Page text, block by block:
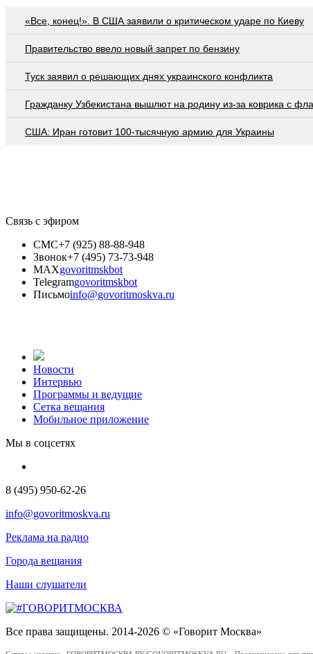
«Все, конец!». В США заявили о критическом ударе по Киеву
Правительство ввело новый запрет по бензину
Туск заявил о решающих днях украинского конфликта
Гражданку Узбекистана вышлют на родину из-за коврика с
США: Иран готовит 100-тысячную армию для Украины
Связь с эфиром
СМС+7 (925) 88-88-948
Звонок+7 (495) 73-73-948
MAXgovoritmskbot
Telegramgovoritmskbot
Письмоinfo@govoritmoskva.ru
Новости
Интервью
Программы и ведущие
Сетка вещания
Мобильное приложение
Мы в соцсетях
8 (495) 950-62-26
info@govoritmoskva.ru
Реклама на радио
Города вещания
Наши слушатели
Все права защищены. 2014-2026 © «Говорит Москва»